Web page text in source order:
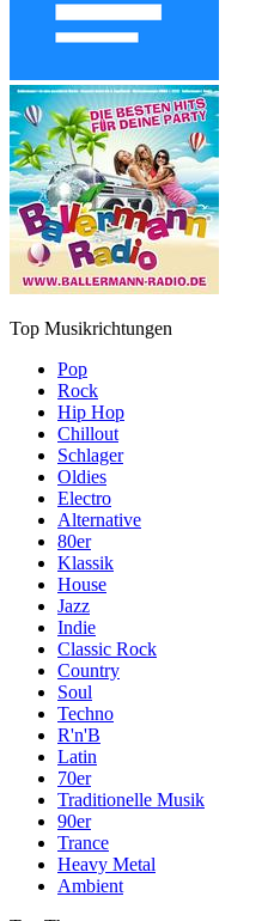
Top Musikrichtungen
Pop
Rock
Hip Hop
Chillout
Schlager
Oldies
Electro
Alternative
80er
Klassik
House
Jazz
Indie
Classic Rock
Country
Soul
Techno
R'n'B
Latin
70er
Traditionelle Musik
90er
Trance
Heavy Metal
Ambient